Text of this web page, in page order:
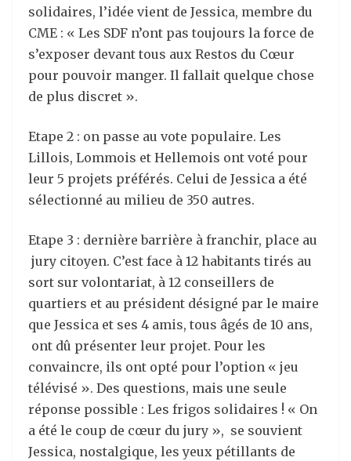
solidaires, l’idée vient de Jessica, membre du
CME : « Les SDF n’ont pas toujours la force de
s’exposer devant tous aux Restos du Cœur
pour pouvoir manger. Il fallait quelque chose
de plus discret ».
Etape 2 : on passe au vote populaire. Les
Lillois, Lommois et Hellemois ont voté pour
leur 5 projets préférés. Celui de Jessica a été
sélectionné au milieu de 350 autres.
Etape 3 : dernière barrière à franchir, place au
jury citoyen. C’est face à 12 habitants tirés au
sort sur volontariat, à 12 conseillers de
quartiers et au président désigné par le maire
que Jessica et ses 4 amis, tous âgés de 10 ans,
ont dû présenter leur projet. Pour les
convaincre, ils ont opté pour l’option « jeu
télévisé ». Des questions, mais une seule
réponse possible : Les frigos solidaires ! « On
a été le coup de cœur du jury », se souvient
Jessica, nostalgique, les yeux pétillants de